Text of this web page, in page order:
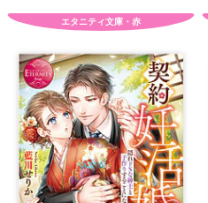
エタニティ文庫・赤